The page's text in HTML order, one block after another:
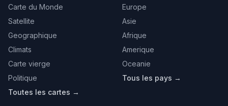
Carte du Monde
Satellite
Geographique
Climats
Carte vierge
Politique
Toutes les cartes →
Europe
Asie
Afrique
Amerique
Oceanie
Tous les pays →